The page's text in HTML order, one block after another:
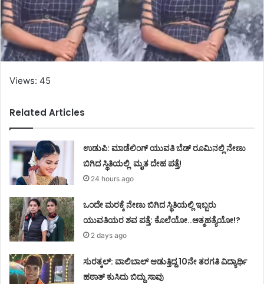
Views: 45
Related Articles
ಉಡುಪಿ: ಮಾಡೆಲಿಂಗ್ ಯುವತಿ ಬೆಡ್ ರೂಮಿನಲ್ಲಿ ನೇಣು
ಬಿಗಿದ ಸ್ಥಿತಿಯಲ್ಲಿ ಮೃತ ದೇಹ ಪತ್ತೆ!
24 hours ago
ಒಂದೇ ಮರಕ್ಕೆ ನೇಣು ಬಿಗಿದ ಸ್ಥಿತಿಯಲ್ಲಿ ಇಬ್ಬರು
ಯುವತಿಯರ ಶವ ಪತ್ತೆ: ಕೊಲೆಯೋ..ಆತ್ಮಹತ್ಯೆಯೋ!?
2 days ago
ಸುರತ್ಕಲ್: ವಾಲಿಬಾಲ್ ಆಡುತ್ತಿದ್ದ 10ನೇ ತರಗತಿ ವಿದ್ಯಾರ್ಥಿ
ಹಠಾತ್ ಕುಸಿದು ಬಿದ್ದು ಸಾವು